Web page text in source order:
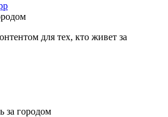
для тех, кто живет за
за городом